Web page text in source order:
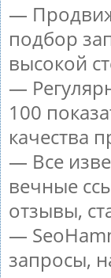
—
подбор
высокой
—
100
качества
— Все
вечные
отзывы,
—
запросы,